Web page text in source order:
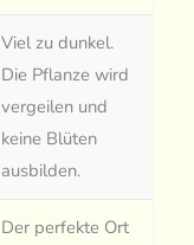
Viel zu dunkel.
Die Pflanze wird
vergeilen und
keine Blüten
ausbilden.
Der perfekte Ort